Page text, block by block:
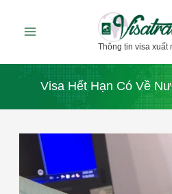
dung
Thông tin visa xuất
Visa Hết Hạn Có Về